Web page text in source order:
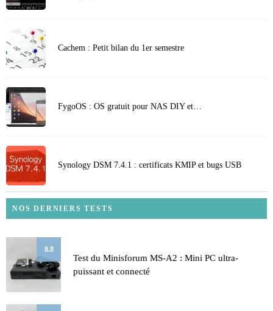
Cachem : Petit bilan du 1er semestre
FygoOS : OS gratuit pour NAS DIY et…
Synology DSM 7.4.1 : certificats KMIP et bugs USB
NOS DERNIERS TESTS
8.8
Test du Minisforum MS-A2 : Mini PC ultra-
puissant et connecté